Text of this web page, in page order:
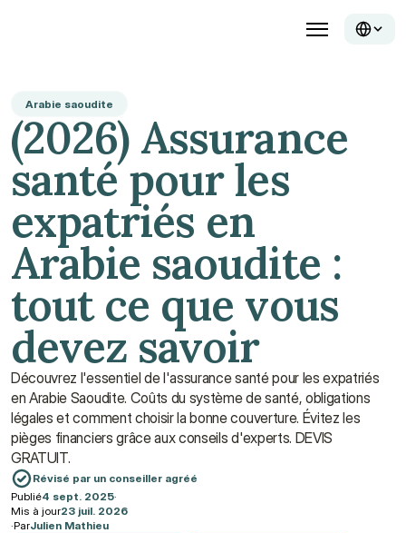
Arabie saoudite
(2026) Assurance
santé pour les
expatriés en
Arabie saoudite :
tout ce que vous
devez savoir
Découvrez l'essentiel de l'assurance santé pour les expatriés
en Arabie Saoudite. Coûts du système de santé, obligations
légales et comment choisir la bonne couverture. Évitez les
pièges financiers grâce aux conseils d'experts. DEVIS
GRATUIT.
Révisé par un conseiller agréé
Publié4 sept. 2025·
Mis à jour23 juil. 2026
·ParJulien Mathieu